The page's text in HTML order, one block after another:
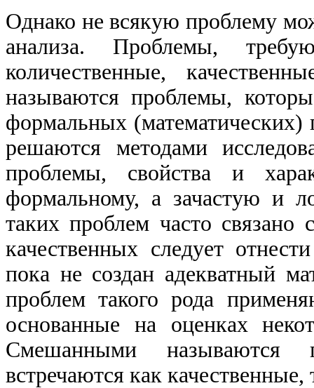
Однако не всякую проблему
анализа. Проблемы,
количественные,
называются проблемы,
формальных
решаются методами
проблемы, свойства и
формальному, а зачастую и
таких проблем часто связано
качественных следует
пока не создан адекватный
проблем такого рода
основанные на оценках
Смешанными называются
встречаются как